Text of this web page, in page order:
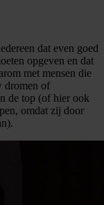
dat even goed
opgeven en dat
met mensen die
dromen of
de top (of hier ook
omdat zij door